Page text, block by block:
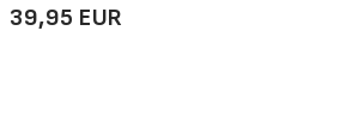
39,95 EUR